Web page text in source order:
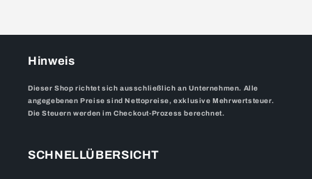
Hinweis
Dieser Shop richtet sich ausschließlich an Unternehmen. Alle
angegebenen Preise sind Nettopreise, exklusive Mehrwertsteuer.
Die Steuern werden im Checkout-Prozess berechnet.
SCHNELLÜBERSICHT